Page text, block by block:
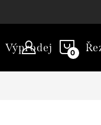
Výprodej